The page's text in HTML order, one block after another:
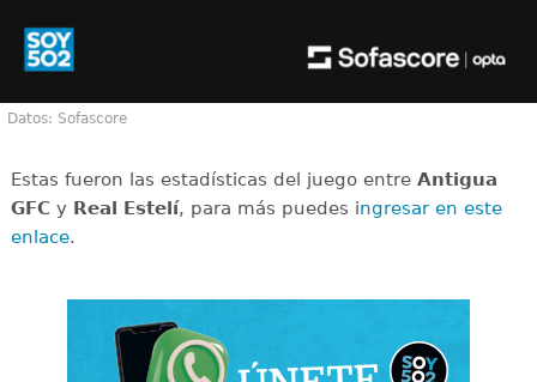
Datos: Sofascore
Estas fueron las estadísticas del juego entre Antigua
GFC y Real Estelí, para más puedes ingresar en este
enlace.